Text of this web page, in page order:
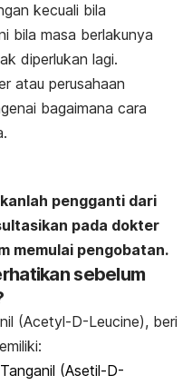
kecuali bila
bila masa berlakunya
diperlukan lagi.
atau perusahaan
bagaimana cara
pengganti dari
pada dokter
memulai pengobatan.
sebelum
(Acetyl-D-Leucine), beri
(Asetil-D-